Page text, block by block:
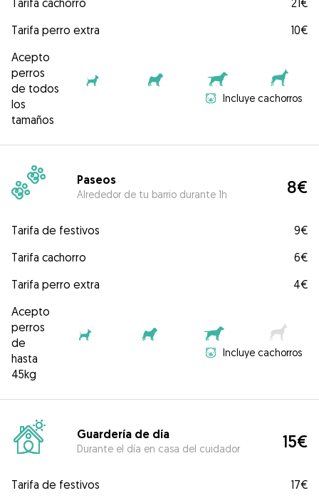
Tarifa cachorro
21€
Tarifa perro extra
10€
Acepto
perros
de todos
los
tamaños
Incluye cachorros
Paseos
Alrededor de tu barrio durante 1h 8€
Tarifa de festivos
9€
Tarifa cachorro
6€
Tarifa perro extra
4€
Acepto
perros
de
hasta
45kg
Incluye cachorros
Guardería de día
Durante el día en casa del cuidador 15€
Tarifa de festivos
17€